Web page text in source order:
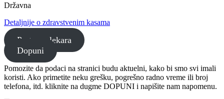
Državna
Detaljnije o zdravstvenim kasama
Pretraga lekara
Dopuni
Pomozite da podaci na stranici budu aktuelni, kako bi smo svi imali
koristi. Ako primetite neku grešku, pogrešno radno vreme ili broj
telefona, itd. kliknite na dugme DOPUNI i napišite nam napomenu.